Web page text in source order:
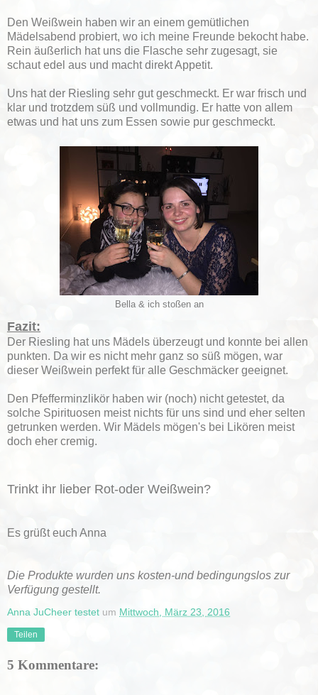
Den Weißwein haben wir an einem gemütlichen
Mädelsabend probiert, wo ich meine Freunde bekocht habe.
Rein äußerlich hat uns die Flasche sehr zugesagt, sie
schaut edel aus und macht direkt Appetit.
Uns hat der Riesling sehr gut geschmeckt. Er war frisch und
klar und trotzdem süß und vollmundig. Er hatte von allem
etwas und hat uns zum Essen sowie pur geschmeckt.
Bella & ich stoßen an
Fazit:
Der Riesling hat uns Mädels überzeugt und konnte bei allen
punkten. Da wir es nicht mehr ganz so süß mögen, war
dieser Weißwein perfekt für alle Geschmäcker geeignet.
Den Pfefferminzlikör haben wir (noch) nicht getestet, da
solche Spirituosen meist nichts für uns sind und eher selten
getrunken werden. Wir Mädels mögen's bei Likören meist
doch eher cremig.
Trinkt ihr lieber Rot-oder Weißwein?
Es grüßt euch Anna
Die Produkte wurden uns kosten-und bedingungslos zur
Verfügung gestellt.
Anna JuCheer testet um Mittwoch, März 23, 2016
Teilen
5 Kommentare: